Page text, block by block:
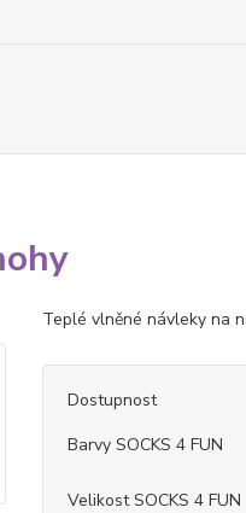
Teplé vlněné návleky na
Dostupnost
Barvy SOCKS 4 FUN
Velikost SOCKS 4 FUN